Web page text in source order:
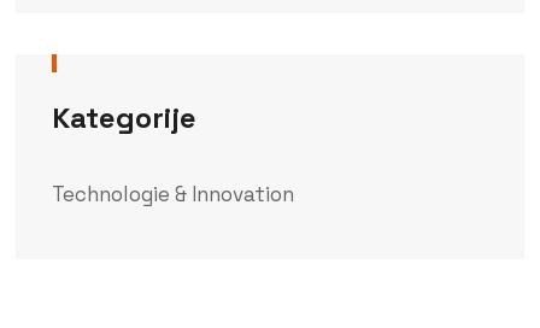
Kategorije
Technologie & Innovation